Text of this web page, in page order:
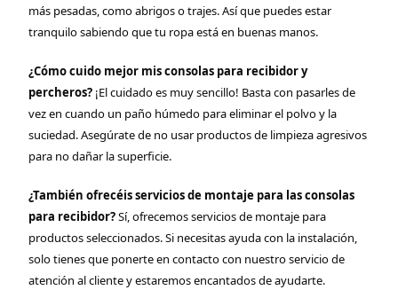
más pesadas, como abrigos o trajes. Así que puedes estar
tranquilo sabiendo que tu ropa está en buenas manos.
¿Cómo cuido mejor mis consolas para recibidor y
percheros? ¡El cuidado es muy sencillo! Basta con pasarles de
vez en cuando un paño húmedo para eliminar el polvo y la
suciedad. Asegúrate de no usar productos de limpieza agresivos
para no dañar la superficie.
¿También ofrecéis servicios de montaje para las consolas
para recibidor?Sí, ofrecemos servicios de montaje para
productos seleccionados. Si necesitas ayuda con la instalación,
solo tienes que ponerte en contacto con nuestro servicio de
atención al cliente y estaremos encantados de ayudarte.